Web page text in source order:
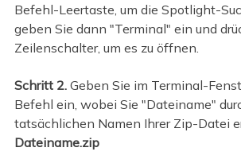
Befehl-Leertaste, um die Spotlight-
geben Sie dann "Terminal" ein und
Zeilenschalter, um es zu öffnen.
Schritt 2. Geben Sie im Terminal-
Befehl ein, wobei Sie "Dateiname"
tatsächlichen Namen Ihrer Zip-Datei
Dateiname.zip